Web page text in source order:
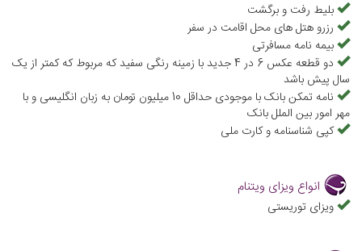
غیره را دریافت نمایید و در صورت تمایل فرم ویزای ویتنام را نیز از آن
خصوص نحوه اخذ ویزای توریستی ویتنام، شرایط لغو ویزای ویتنام و غیره
را از کارشناسان ما بپرسید.
بلیط رفت و برگشت
رزرو هتل های محل اقامت در سفر
بیمه نامه مسافرتی
دو قطعه عکس 6 در 4 جدید با زمینه رنگی سفید که مربوط که کمتر از یک
سال پیش باشد
نامه تمکن بانک با موجودی حداقل 10 میلیون تومان به زبان انگلیسی و با
مهر امور بین الملل بانک
کپی شناسنامه و کارت ملی
انواع ویزای ویتنام
ویزای توریستی